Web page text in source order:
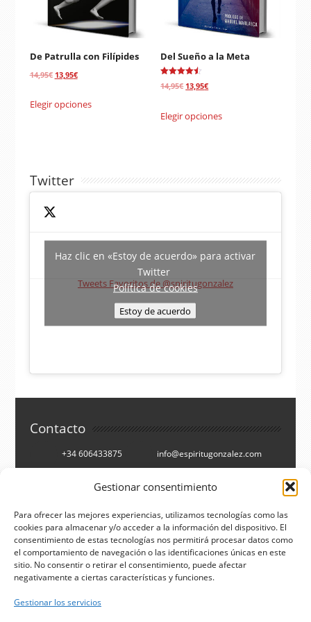
Gestionar consentimiento
Para ofrecer las mejores experiencias, utilizamos tecnologías como las
cookies para almacenar y/o acceder a la información del dispositivo. El
consentimiento de estas tecnologías nos permitirá procesar datos como
el comportamiento de navegación o las identificaciones únicas en este
sitio. No consentir o retirar el consentimiento, puede afectar
negativamente a ciertas características y funciones.
Gestionar los servicios
De Patrulla con Filípides
14,95€ El
original
13,95€El
actual
Elegir opciones
Del Sueño a la Meta
Valorado
con
14,95€ El
original
13,95€El
actual
Elegir opciones
Twitter
Tweets Favoritos de @spiritugonzalez
Haz clic en «Estoy de acuerdo» para activar
Twitter
Política de cookies
Estoy de acuerdo
Contacto
+34 606433875 info@espiritugonzalez.com
Cartagena, España
Síguenos en
Facebook
Twitter
You Tube
RSS
Buscar